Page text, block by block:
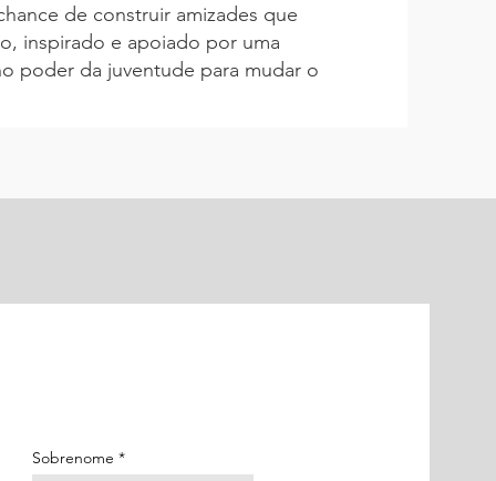
de construir amizades que
inspirado e apoiado por uma
poder da juventude para mudar o
Sobrenome